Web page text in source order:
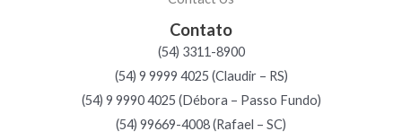
Contato
(54) 3311-8900
(54) 9 9999 4025 (Claudir – RS)
(54) 9 9990 4025 (Débora – Passo Fundo)
(54) 99669-4008 (Rafael – SC)